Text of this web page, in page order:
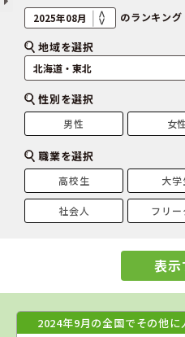
のランキング
地域を選択
性別を選択
男性 女性
職業を選択
高校生 大学
社会人 フリー
表示
2024年9月の全国でその他